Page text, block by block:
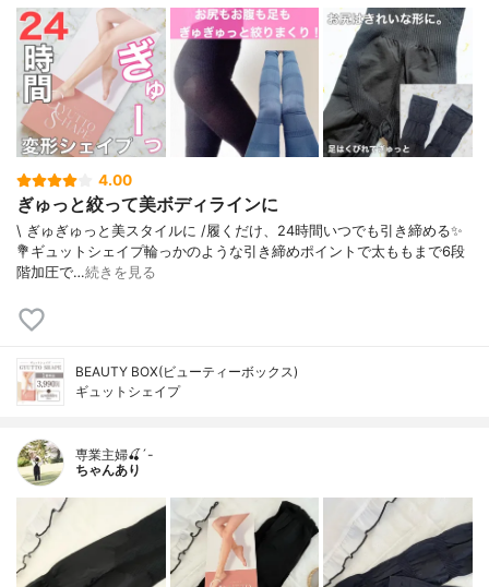
4.00
ぎゅっと絞って美ボディラインに
\ ぎゅぎゅっと美スタイルに /⁡⁡履くだけ、24時間いつでも引き締める✨⁡⁡⁡
💐ギュットシェイプ⁡⁡⁡輪っかのような引き締めポイントで太ももまで6段
階加圧で…続きを見る
BEAUTY BOX(ビューティーボックス)
ギュットシェイプ
専業主婦🍒´-
ちゃんあり